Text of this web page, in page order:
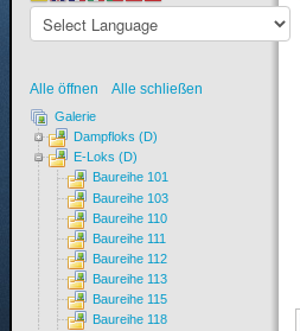
Alle öffnen Alle schließen
Galerie
Dampfloks (D)
E-Loks (D)
Baureihe 101
Baureihe 103
Baureihe 110
Baureihe 111
Baureihe 112
Baureihe 113
Baureihe 115
Baureihe 118